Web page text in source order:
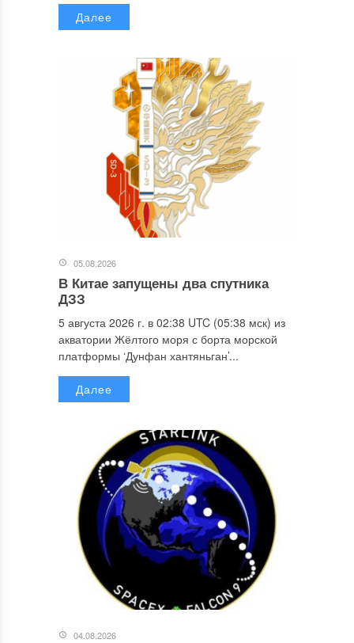
Далее
05.08.2026
В Китае запущены два спутника
ДЗЗ
5 августа 2026 г. в 02:38 UTC (05:38 мск) из
акватории Жёлтого моря с борта морской
платформы ‘Дунфан хантяньган’...
Далее
04.08.2026